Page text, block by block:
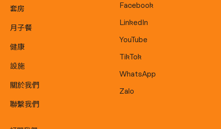
套房
月子餐
健康
設施
關於我們
聯繫我們
Facebook
LinkedIn
YouTube
TikTok
WhatsApp
Zalo